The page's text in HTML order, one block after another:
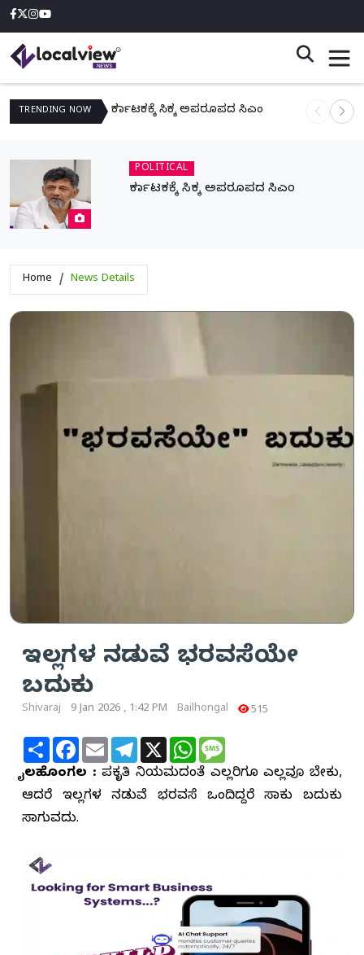
TRENDING NOW ಕರ್ನಾಟಕಕ್ಕೆ ಸಿಕ್ಕ ಅಪರೂಪದ ಸಿಎಂ ನಾಳೆ
POLITICAL
ಕರ್ನಾಟಕಕ್ಕೆ ಸಿಕ್ಕ ಅಪರೂಪದ ಸಿಎಂ
Home News Details
ಇಲ್ಲಗಳ ನಡುವೆ ಭರವಸೆಯೇ
ಬದುಕು
Shivaraj 9 Jan 2026 , 1:42 PM Bailhongal 515
ShareFacebook
Email Telegram
X WhatsApp
ಬೈಲಹೊಂಗಲ : ಪ್ರಕೃತಿ ನಿಯಮದಂತೆ ಎಲ್ಲರಿಗೂ ಎಲ್ಲವೂ ಬೇಕು,
ಆದರೆ ಇಲ್ಲಗಳ ನಡುವೆ ಭರವಸೆ ಒಂದಿದ್ದರೆ ಸಾಕು ಬದುಕು
ಸಾಗುವದು.